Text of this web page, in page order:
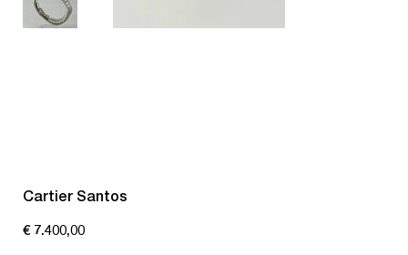
Cartier Santos
Preis
€ 7.400,00